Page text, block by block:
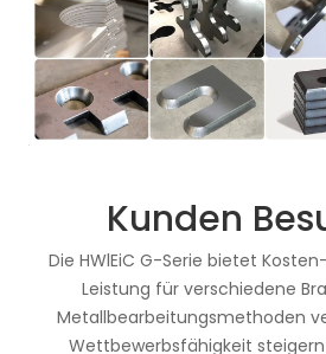
Kunden
Die HWlEiC G-Serie bietet
Leistung für verschiedene
Metallbearbeitungsmethoden
Wettbewerbsfähigkeit